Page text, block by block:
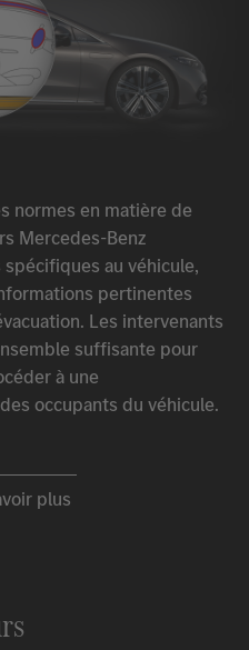
normes en matière de
Mercedes-Benz
au véhicule,
pertinentes
Les intervenants
suffisante pour
à une
occupants du véhicule.
plus